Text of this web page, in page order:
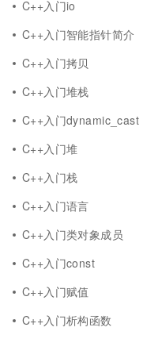
C++入门io
C++入门智能指针简介
C++入门拷贝
C++入门堆栈
C++入门dynamic_cast
C++入门堆
C++入门栈
C++入门语言
C++入门类对象成员
C++入门const
C++入门赋值
C++入门析构函数